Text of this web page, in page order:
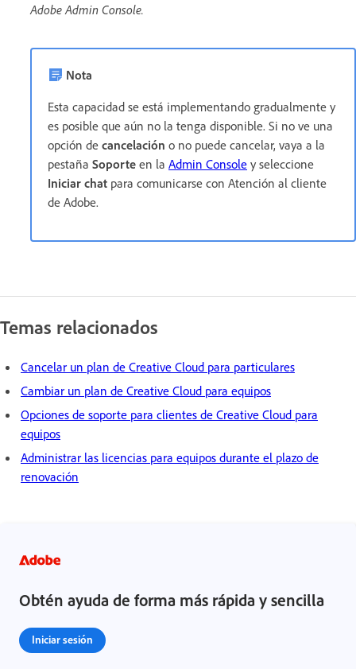
Adobe Admin Console.
Nota
Esta capacidad se está implementando gradualmente y
es posible que aún no la tenga disponible. Si no ve una
opción de cancelación o no puede cancelar, vaya a la
pestaña Soporte en la Admin Console y seleccione
Iniciar chat para comunicarse con Atención al cliente
de Adobe.
Temas relacionados
Cancelar un plan de Creative Cloud para particulares
Cambiar un plan de Creative Cloud para equipos
Opciones de soporte para clientes de Creative Cloud para
equipos
Administrar las licencias para equipos durante el plazo de
renovación
Obtén ayuda de forma más rápida y sencilla
Iniciar sesión